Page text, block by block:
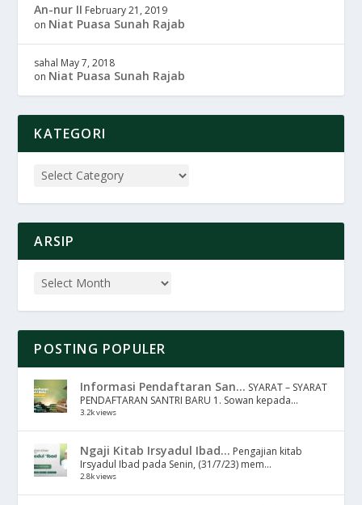
An-nur II February 21, 2019
on Niat Puasa Sunah Rajab
sahal May 7, 2018
on Niat Puasa Sunah Rajab
KATEGORI
ARSIP
POSTING POPULER
Informasi Pendaftaran San... SYARAT – SYARAT
PENDAFTARAN SANTRI BARU 1. Sowan kepada...
3.2k views
Ngaji Kitab Irsyadul Ibad... Pengajian kitab
Irsyadul Ibad pada Senin, (31/7/23) mem...
2.8k views